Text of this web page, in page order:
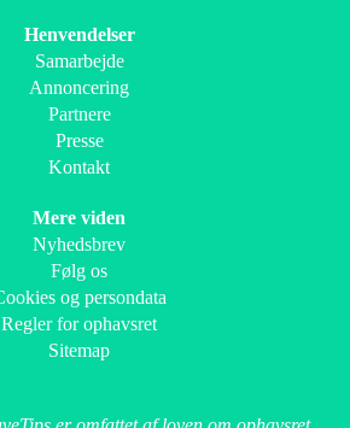
Henvendelser
Samarbejde
Annoncering
Partnere
Presse
Kontakt
Mere viden
Nyhedsbrev
Følg os
og persondata
Regler for ophavsret
Sitemap